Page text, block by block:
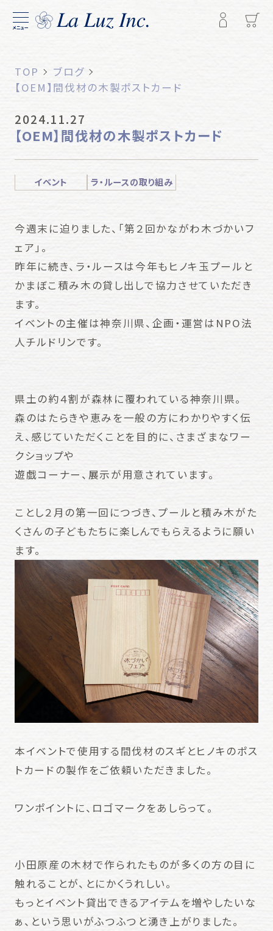
メニュー
TOP
ブログ
【OEM】間伐材の木製ポストカード
2024.11.27
【OEM】間伐材の木製ポストカード
イベント ラ・ルースの取り組み
今週末に迫りました、「第２回かながわ木づかいフ
ェア」。
昨年に続き、ラ・ルースは今年もヒノキ玉プールと
かまぼこ積み木の貸し出しで協力させていただき
ます。
イベントの主催は神奈川県、企画・運営はNPO法
人チルドリンです。
県土の約４割が森林に覆われている神奈川県。
森のはたらきや恵みを一般の方にわかりやすく伝
え、感じていただくことを目的に、さまざまなワー
クショップや
遊戯コーナー、展示が用意されています。
ことし２月の第一回につづき、プールと積み木がた
くさんの子どもたちに楽しんでもらえるように願い
ます。
本イベントで使用する間伐材のスギとヒノキのポス
トカードの製作をご依頼いただきました。
ワンポイントに、ロゴマークをあしらって。
小田原産の木材で作られたものが多くの方の目に
触れることが、とにかくうれしい。
もっとイベント貸出できるアイテムを増やしたいな
ぁ、という思いがふつふつと湧き上がりました。